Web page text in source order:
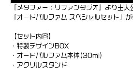
『メタファー：リファンタジオ』より主
「オードパルファム スペシャルセット」が
【セット内容】
・特製デザインBOX
・オードパルファム本体(30ml)
・アクリルスタンド